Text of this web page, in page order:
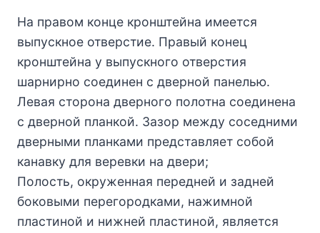
На правом конце кронштейна имеется
выпускное отверстие. Правый конец
кронштейна у выпускного отверстия
шарнирно соединен с дверной панелью.
Левая сторона дверного полотна соединена
с дверной планкой. Зазор между соседними
дверными планками представляет собой
канавку для веревки на двери;
Полость, окруженная передней и задней
боковыми перегородками, нажимной
пластиной и нижней пластиной, является